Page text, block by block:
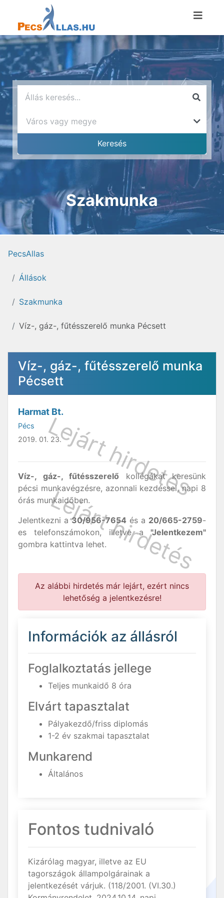
Szakmunka
PecsAllas
Állások
Szakmunka
Víz-, gáz-, fűtésszerelő munka Pécsett
Víz-, gáz-, fűtésszerelő munka
Pécsett
Harmat Bt.
Pécs
2019. 01. 23.
Víz-, gáz-, fűtésszerelő kollégákat keresünk
pécsi munkavégzésre, azonnali kezdéssel, napi 8
órás munkaidőben.
Jelentkezni a30/956-7654 és a 20/665-2759-
es telefonszámokon, illetve a "Jelentkezem"
gombra kattintva lehet.
Az alábbi hirdetés már lejárt, ezért nincs
lehetőség a jelentkezésre!
Információk az állásról
Foglalkoztatás jellege
Teljes munkaidő 8 óra
Elvárt tapasztalat
Pályakezdő/friss diplomás
1-2 év szakmai tapasztalat
Munkarend
Általános
Fontos tudnivaló
Kizárólag magyar, illetve az EU
tagországok állampolgárainak a
jelentkezését várjuk. (118/2001. (VI.30.)